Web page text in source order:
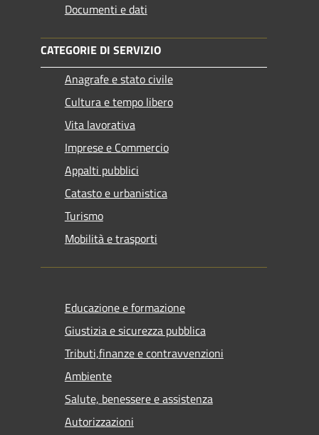
Documenti e dati
CATEGORIE DI SERVIZIO
Anagrafe e stato civile
Cultura e tempo libero
Vita lavorativa
Imprese e Commercio
Appalti pubblici
Catasto e urbanistica
Turismo
Mobilità e trasporti
Educazione e formazione
Giustizia e sicurezza pubblica
Tributi,finanze e contravvenzioni
Ambiente
Salute, benessere e assistenza
Autorizzazioni